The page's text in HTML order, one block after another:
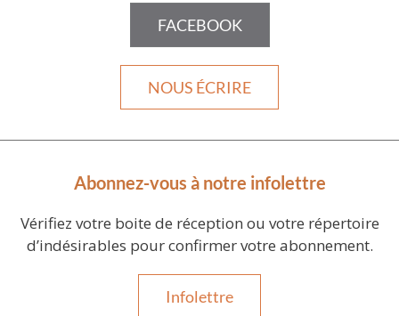
FACEBOOK
NOUS ÉCRIRE
Abonnez-vous à notre infolettre
Vérifiez votre boite de réception ou votre répertoire
d’indésirables pour confirmer votre abonnement.
Infolettre